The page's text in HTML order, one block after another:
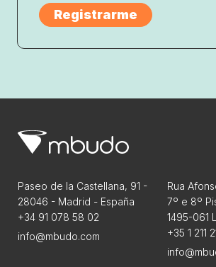
Paseo de la Castellana, 91 -
28046 - Madrid - España
+34 91 078 58 02
info@mbudo.com
Rua
7º e 8º
1495-061
+35 1 211